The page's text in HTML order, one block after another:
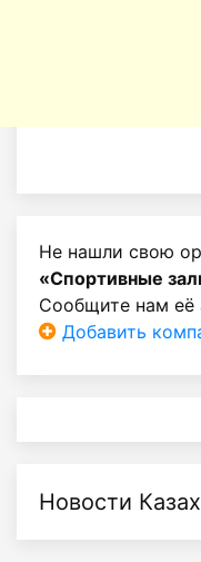
Не нашли свою
«Спортивные
Сообщите нам её
Добавить
Новости